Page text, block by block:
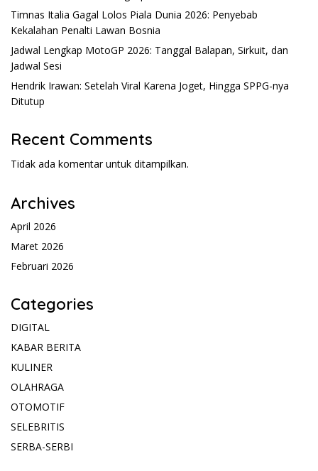
Timnas Italia Gagal Lolos Piala Dunia 2026: Penyebab
Kekalahan Penalti Lawan Bosnia
Jadwal Lengkap MotoGP 2026: Tanggal Balapan, Sirkuit, dan
Jadwal Sesi
Hendrik Irawan: Setelah Viral Karena Joget, Hingga SPPG-nya
Ditutup
Recent Comments
Tidak ada komentar untuk ditampilkan.
Archives
April 2026
Maret 2026
Februari 2026
Categories
DIGITAL
KABAR BERITA
KULINER
OLAHRAGA
OTOMOTIF
SELEBRITIS
SERBA-SERBI